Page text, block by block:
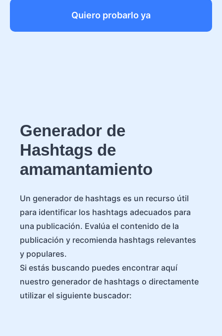
Quiero probarlo ya
Generador de
Hashtags de
amamantamiento
Un generador de hashtags es un recurso útil
para identificar los hashtags adecuados para
una publicación. Evalúa el contenido de la
publicación y recomienda hashtags relevantes
y populares.
Si estás buscando puedes encontrar aquí
nuestro generador de hashtags o directamente
utilizar el siguiente buscador: